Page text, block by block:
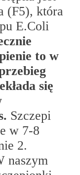
(F5), która
E.Coli
to w
się
Szczepi
w 7-8
2.
naszym